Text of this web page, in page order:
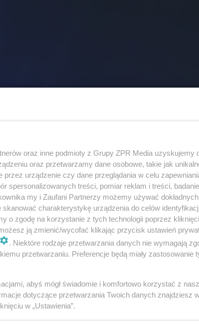
oraz inne podmioty z Grupy ZPR Media uzyskujemy
oraz przetwarzamy dane osobowe, takie jak
przez urządzenie czy dane przeglądania w celu
spersonalizowanych treści, pomiar reklam i treści,
my i Zaufani Partnerzy możemy używać
charakterystykę urządzenia do celów
o zgodę na korzystanie z tych technologii poprzez
ją zmienić/wycofać klikając przycisk ustawień
. Niektóre rodzaje przetwarzania danych nie wymagają
przetwarzaniu. Preferencje będą miały zastosowanie
abyś mógł świadomie i komfortowo korzystać z
dotyczące przetwarzania Twoich danych znajdziesz
w „Ustawienia”.